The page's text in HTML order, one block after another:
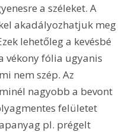
a széleket. A
akadályozhatjuk meg
lehetőleg a kevésbé
vékony fólia ugyanis
nem szép. Az
nagyobb a bevont
felületet
pl. prégelt